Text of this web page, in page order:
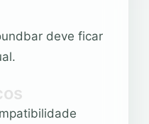
deve ficar